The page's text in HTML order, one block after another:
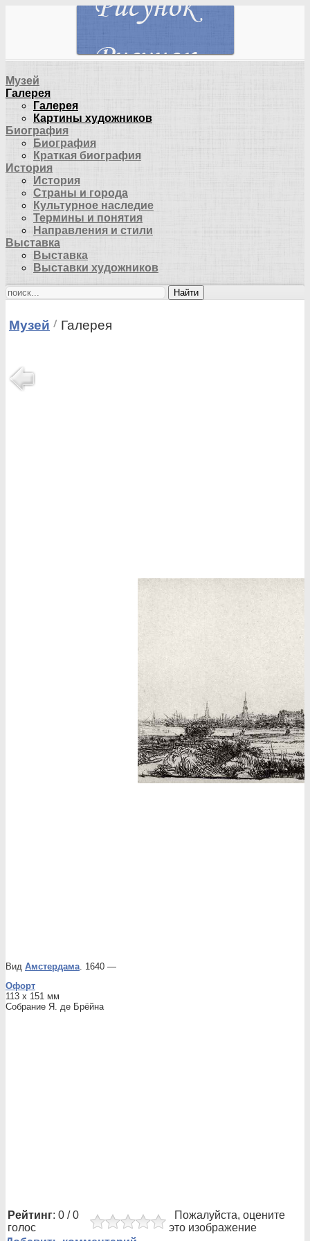
Музей
Галерея
Галерея
Картины художников
Биография
Биография
Краткая биография
История
История
Страны и города
Культурное наследие
Термины и понятия
Направления и стили
Выставка
Выставка
Выставки художников
Найти
Музей Галерея
Вид Амстердама. 1640 —
Офорт
113 x 151 мм
Собрание Я. де Брёйна
Рейтинг: 0 / 0
голос
Пожалуйста, оцените
это изображение